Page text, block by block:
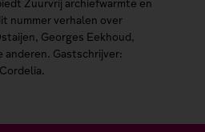
Zuurvrij archiefwarmte en
nummer verhalen over
Georges Eekhoud,
anderen. Gastschrijver: